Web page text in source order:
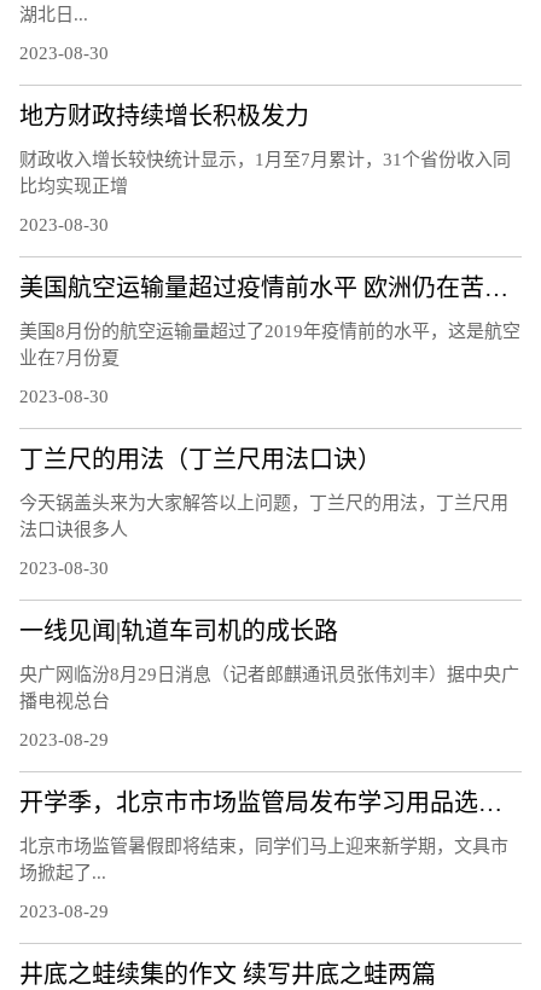
湖北日...
2023-08-30
地方财政持续增长积极发力
财政收入增长较快统计显示，1月至7月累计，31个省份收入同
比均实现正增
2023-08-30
美国航空运输量超过疫情前水平 欧洲仍在苦苦挣扎
美国8月份的航空运输量超过了2019年疫情前的水平，这是航空
业在7月份夏
2023-08-30
丁兰尺的用法（丁兰尺用法口诀）
今天锅盖头来为大家解答以上问题，丁兰尺的用法，丁兰尺用
法口诀很多人
2023-08-30
一线见闻|轨道车司机的成长路
央广网临汾8月29日消息（记者郎麒通讯员张伟刘丰）据中央广
播电视总台
2023-08-29
开学季，北京市市场监管局发布学习用品选购提示
北京市场监管暑假即将结束，同学们马上迎来新学期，文具市
场掀起了...
2023-08-29
井底之蛙续集的作文 续写井底之蛙两篇